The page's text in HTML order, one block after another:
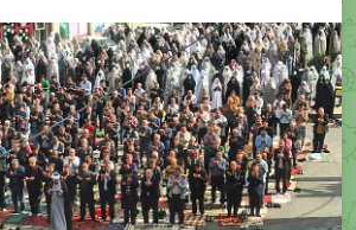
اقـامـه نمـاز عیـد فطـر/ بیجنـدیهـای قلعـه میـر